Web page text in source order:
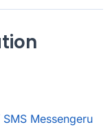
Messengeru